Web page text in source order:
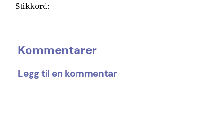
Stikkord:
Kommentarer
Legg til en kommentar